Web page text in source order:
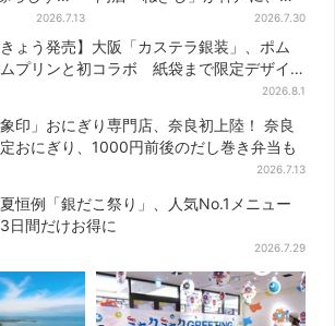
調査2026.7.13
「想像しただけでお腹空
く…」SNSで喜びの声
2026.7.30
きょう発売】大阪「カステラ銀装」、ポム
プリンと初コラボ 紙袋まで限定デザイ
2026.8.1
象印」おにぎり専門店、奈良初上陸！ 奈良
おにぎり、1000円前後のだし巻き弁当も
2026.7.13
恒例「銀だこ祭り」、人気No.1メニュー
日間だけお得に
2026.7.29